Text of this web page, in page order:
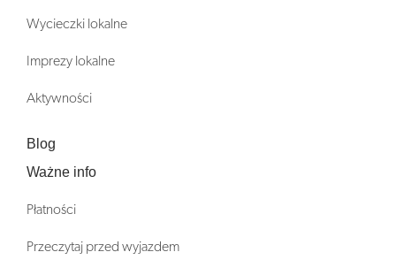
Wycieczki lokalne
Imprezy lokalne
Aktywności
Blog
Ważne info
Płatności
Przeczytaj przed wyjazdem